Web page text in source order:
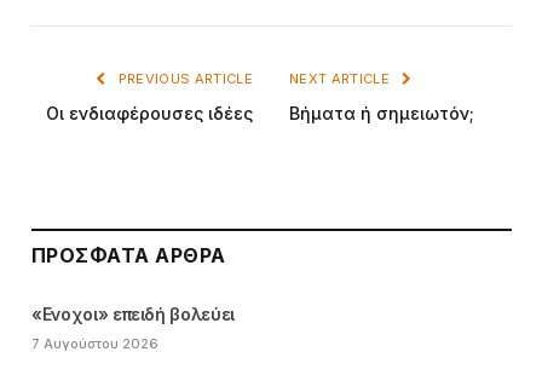
PREVIOUS ARTICLE
Οι ενδιαφέρουσες ιδέες
NEXT ARTICLE
Βήματα ή σημειωτόν;
ΠΡΌΣΦΑΤΑ ΆΡΘΡΑ
«Ενοχοι» επειδή βολεύει
7 Αυγούστου 2026